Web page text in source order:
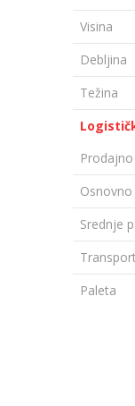
Visina
Debljina
Težina
Srednje
Paleta